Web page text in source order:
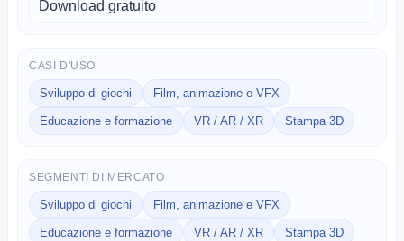
Download gratuito
CASI D'USO
Sviluppo di giochi Film, animazione e VFX
Educazione e formazione VR / AR / XR Stampa 3D
SEGMENTI DI MERCATO
Sviluppo di giochi Film, animazione e VFX
Educazione e formazione VR / AR / XR Stampa 3D